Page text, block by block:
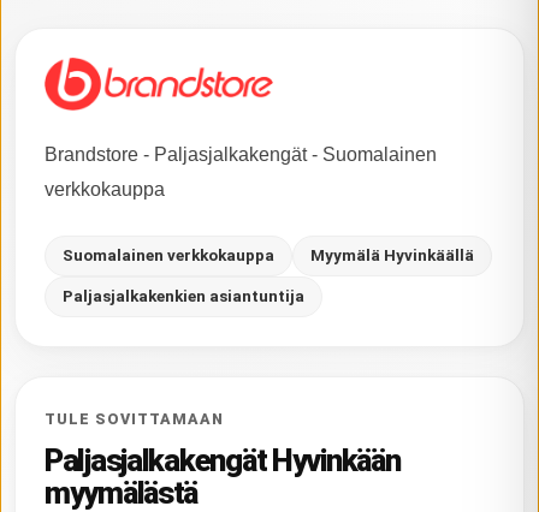
Brandstore - Paljasjalkakengät - Suomalainen
verkkokauppa
Suomalainen verkkokauppa Myymälä Hyvinkäällä
Paljasjalkakenkien asiantuntija
TULE SOVITTAMAAN
Paljasjalkakengät Hyvinkään
myymälästä